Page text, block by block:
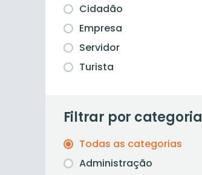
Cidadão
Empresa
Servidor
Turista
Filtrar por categoria
Todas as categorias
Administração